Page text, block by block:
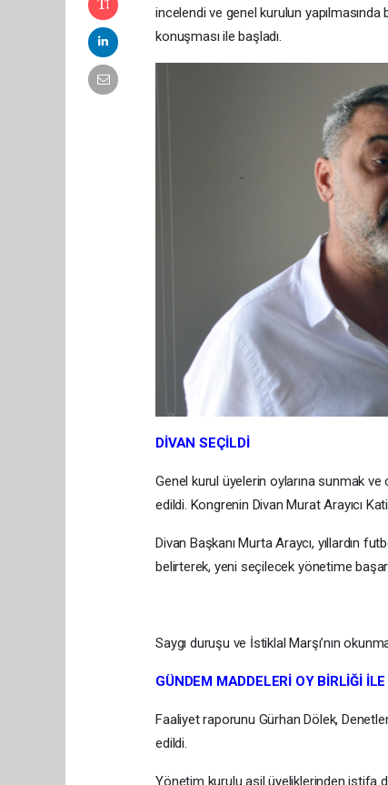
incelendi ve genel kurulun yapılmasında
konuşması ile başladı.
DİVAN SEÇİLDİ
Genel kurul üyelerin oylarına sunmak
edildi. Kongrenin Divan Murat Arayıcı
Divan Başkanı Murta Araycı, yıllardın
belirterek, yeni seçilecek yönetime
Saygı duruşu ve İstiklal Marşı’nın
GÜNDEM MADDELERİ OY BİRLİĞİ
Faaliyet raporunu Gürhan Dölek,
edildi.
Yönetim kurulu asil üyeliklerinden istifa